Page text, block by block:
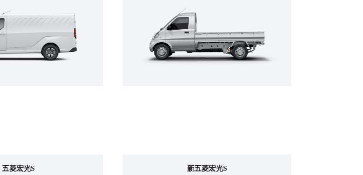
五菱宏光S 新五菱宏光S